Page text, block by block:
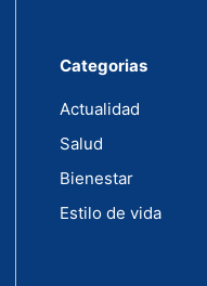
Categorias
Actualidad
Salud
Bienestar
Estilo de vida